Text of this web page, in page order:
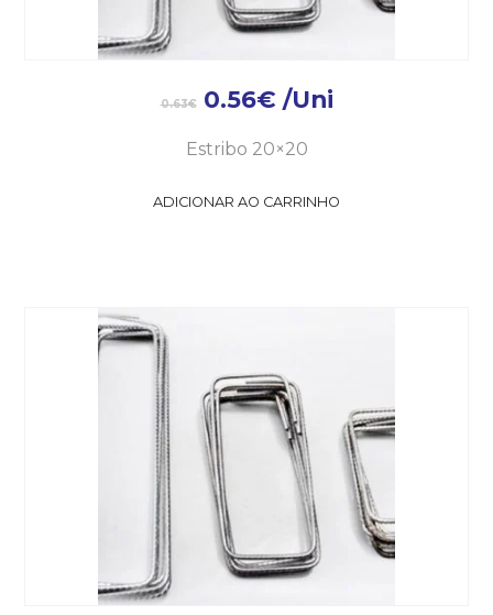
0.63€ 0.56€ /Uni
Estribo 20×20
ADICIONAR AO CARRINHO